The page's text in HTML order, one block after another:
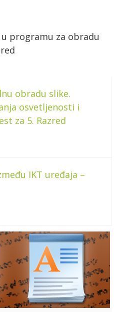
programu za obradu
obradu slike.
osvetljenosti i
za 5. Razred
IKT uređaja –